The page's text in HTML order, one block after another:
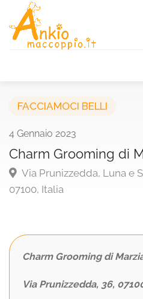
FACCIAMOCI BELLI
4 Gennaio 2023
Charm Grooming di
Via Prunizzedda, Luna e
07100, Italia
Charm Grooming di
Via Prunizzedda, 36,